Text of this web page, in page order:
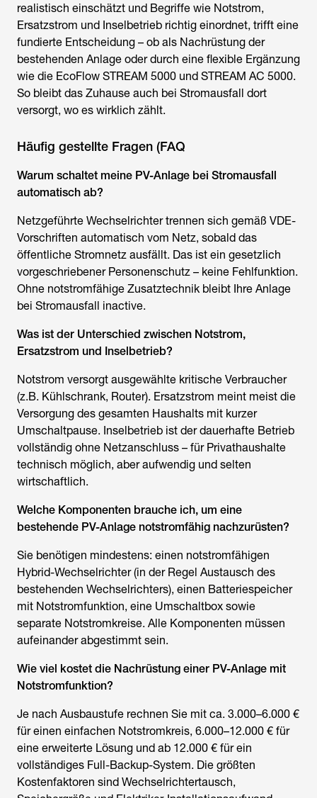
realistisch einschätzt und Begriffe wie Notstrom,
Ersatzstrom und Inselbetrieb richtig einordnet, trifft eine
fundierte Entscheidung – ob als Nachrüstung der
bestehenden Anlage oder durch eine flexible Ergänzung
wie die EcoFlow STREAM 5000 und STREAM AC 5000.
So bleibt das Zuhause auch bei Stromausfall dort
versorgt, wo es wirklich zählt.
Häufig gestellte Fragen (FAQ
Warum schaltet meine PV-Anlage bei Stromausfall
automatisch ab?
Netzgeführte Wechselrichter trennen sich gemäß VDE-
Vorschriften automatisch vom Netz, sobald das
öffentliche Stromnetz ausfällt. Das ist ein gesetzlich
vorgeschriebener Personenschutz – keine Fehlfunktion.
Ohne notstromfähige Zusatztechnik bleibt Ihre Anlage
bei Stromausfall inactive.
Was ist der Unterschied zwischen Notstrom,
Ersatzstrom und Inselbetrieb?
Notstrom versorgt ausgewählte kritische Verbraucher
(z.B. Kühlschrank, Router). Ersatzstrom meint meist die
Versorgung des gesamten Haushalts mit kurzer
Umschaltpause. Inselbetrieb ist der dauerhafte Betrieb
vollständig ohne Netzanschluss – für Privathaushalte
technisch möglich, aber aufwendig und selten
wirtschaftlich.
Welche Komponenten brauche ich, um eine
bestehende PV-Anlage notstromfähig nachzurüsten?
Sie benötigen mindestens: einen notstromfähigen
Hybrid-Wechselrichter (in der Regel Austausch des
bestehenden Wechselrichters), einen Batteriespeicher
mit Notstromfunktion, eine Umschaltbox sowie
separate Notstromkreise. Alle Komponenten müssen
aufeinander abgestimmt sein.
Wie viel kostet die Nachrüstung einer PV-Anlage mit
Notstromfunktion?
Je nach Ausbaustufe rechnen Sie mit ca. 3.000–6.000 €
für einen einfachen Notstromkreis, 6.000–12.000 € für
eine erweiterte Lösung und ab 12.000 € für ein
vollständiges Full-Backup-System. Die größten
Kostenfaktoren sind Wechselrichtertausch,